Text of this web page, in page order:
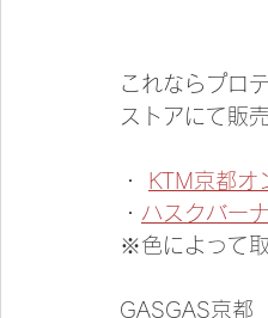
これならプロ
ストアにて販
・
KTM京都オ
・ ハスクバー
※色によって
GASGAS京都